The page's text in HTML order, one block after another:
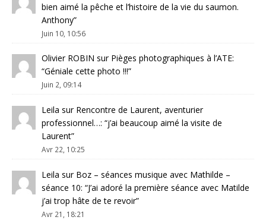
bien aimé la pêche et l’histoire de la vie du saumon.
Anthony”
Juin 10, 10:56
Olivier ROBIN sur Pièges photographiques à l’ATE:
“Géniale cette photo !!!”
Juin 2, 09:14
Leila sur Rencontre de Laurent, aventurier
professionnel…: “j’ai beaucoup aimé la visite de
Laurent”
Avr 22, 10:25
Leila sur Boz – séances musique avec Mathilde –
séance 10: “J’ai adoré la première séance avec Matilde
j’ai trop hâte de te revoir”
Avr 21, 18:21